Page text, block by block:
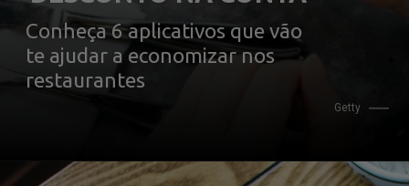
Getty
Conheça 6 aplicativos que vão
te ajudar a economizar nos
restaurantes